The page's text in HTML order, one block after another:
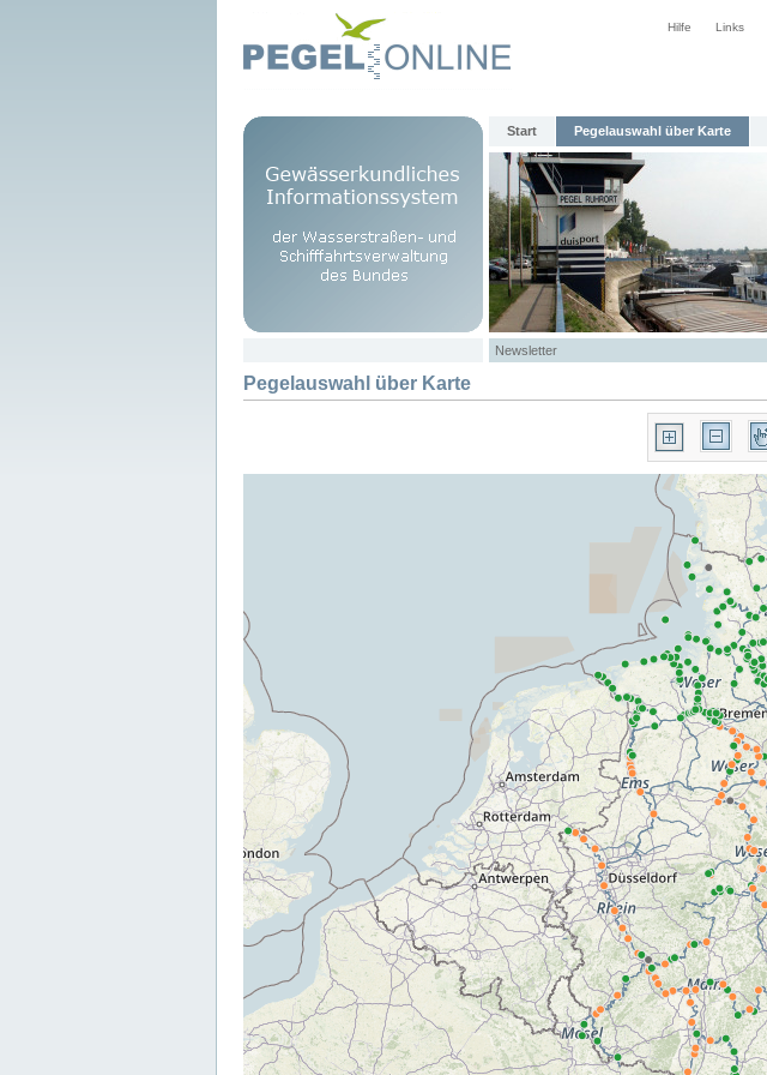
Hilfe Links
Start Pegelauswahl über Karte
Newsletter
Pegelauswahl über Karte